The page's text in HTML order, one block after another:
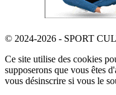
© 2024-2026 - SPORT
Ce site utilise des cookies
supposerons que vous êtes
vous désinscrire si vous le